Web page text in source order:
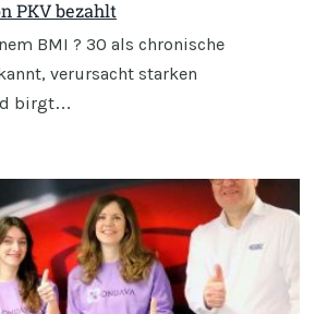
PKV bezahlt
BMI ? 30 als chronische
verursacht starken
birgt…